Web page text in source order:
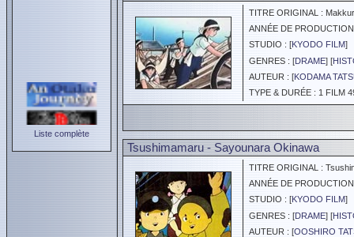
Liste complète
TITRE ORIGINAL :
ANNÉE DE
STUDIO : [KYODO FILM]
GENRES : [DRAME] [
AUTEUR : [KODAMA
TYPE & DURÉE : 1 FILM
Tsushimamaru - Sayounara Okinawa
TITRE ORIGINAL :
ANNÉE DE
STUDIO : [KYODO FILM]
GENRES : [DRAME] [
AUTEUR : [OOSHIRO